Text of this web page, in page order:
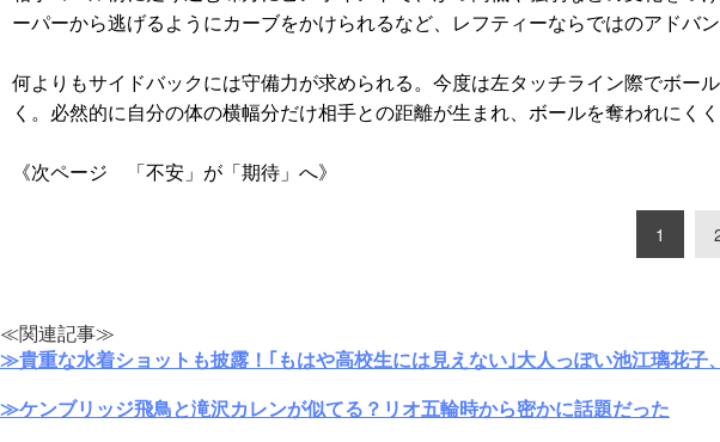
ーパーから逃げるようにカーブをかけられるなど、レフティーならではのアドバ
何よりもサイドバックには守備力が求められる。今度は左タッチライン際でボ
く。必然的に自分の体の横幅分だけ相手との距離が生まれ、ボールを奪われにくく
《次ページ 「不安」が「期待」へ》
1
≪関連記事≫
≫貴重な水着ショットも披露！｢もはや高校生には見えない｣大人っぽい池江璃花子
≫ケンブリッジ飛鳥と滝沢カレンが似てる？リオ五輪時から密かに話題だった